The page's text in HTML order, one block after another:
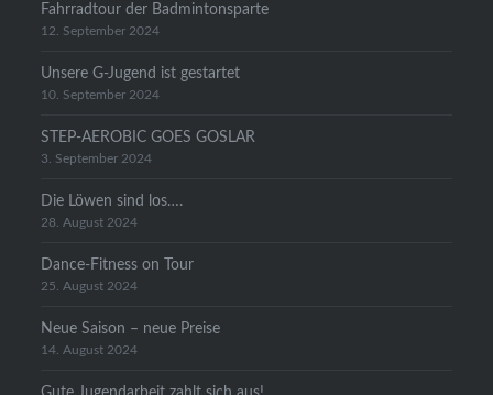
Fahrradtour der Badmintonsparte
12. September 2024
Unsere G-Jugend ist gestartet
10. September 2024
STEP-AEROBIC GOES GOSLAR
3. September 2024
Die Löwen sind los….
28. August 2024
Dance-Fitness on Tour
25. August 2024
Neue Saison – neue Preise
14. August 2024